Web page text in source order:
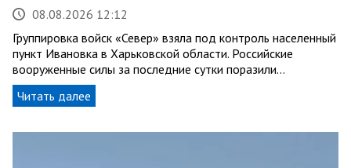
08.08.2026 12:12
Группировка войск «Север» взяла под контроль населенный
пункт Ивановка в Харьковской области. Российские
вооруженные силы за последние сутки поразили…
Читать далее